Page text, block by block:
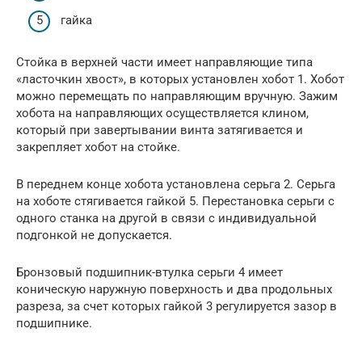
гайка
Стойка в верхней части имеет направляющие типа
«ласточкин хвост», в которых установлен хобот 1. Хобот
можно перемещать по направляющим вручную. Зажим
хобота на направляющих осуществляется клином,
который при завертывании винта затягивается и
закрепляет хобот на стойке.
В переднем конце хобота установлена серьга 2. Серьга
на хоботе стягивается гайкой 5. Перестановка серьги с
одного станка на другой в связи с индивидуальной
подгонкой не допускается.
Бронзовый подшипник-втулка серьги 4 имеет
коническую наружную поверхность и два продольных
разреза, за счет которых гайкой 3 регулируется зазор в
подшипнике.